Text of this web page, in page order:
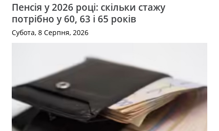
Пенсія у 2026 році: скільки стажу
потрібно у 60, 63 і 65 років
Субота, 8 Серпня, 2026